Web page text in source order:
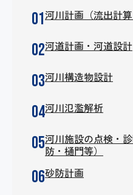
情報セキュリティ基本方針
河川計画（流出計算
河道計画・河道設計
河川構造物設計
河川氾濫解析
河川施設の点検・
防・樋門等）
砂防計画